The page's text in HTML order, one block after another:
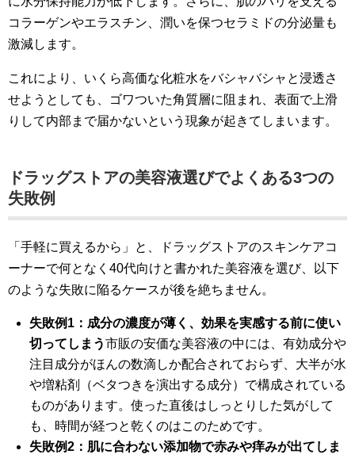
コラーゲンやエラスチン、潤いを保つセラミドの分泌量も
激減します。
これにより、いくら高価な化粧水をバシャバシャと浸透さ
せようとしても、ゴワついた角質層に阻まれ、表面で上滑
りして内部まで届かないという現象が起きてしまいます。
ドラッグストアの美容液選びでよくある3つの
失敗例
「手軽に買えるから」と、ドラッグストアのスキンケアコ
ーナーで何となく40代向けと書かれた美容液を選び、以下
のような失敗に陥るケースが後を絶ちません。
失敗例1：成分の濃度が薄く、効果を実感する前に使い
切ってしまう市販の安価な美容液の中には、有効成分や
注目成分がほんの数滴しか配合されておらず、大半が水
や増粘剤（ベタつきを演出する成分）で構成されている
ものがあります。使った直後はしっとりした気がして
も、時間が経つと乾くのはこのためです。
失敗例2：肌に合わない添加物で赤みや痒みが出てしま